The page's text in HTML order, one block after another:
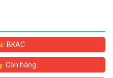
BKAC
Còn hàng